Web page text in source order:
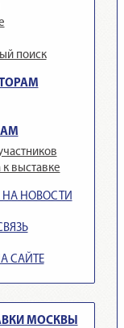
поиск
выставке
НОВОСТИ
САЙТЕ
МОСКВЫ